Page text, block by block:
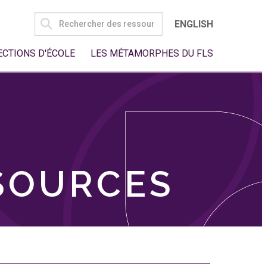
SEARCH
FOR:
ENGLISH
D'ÉCOLE LES MÉTAMORPHES DU FLS